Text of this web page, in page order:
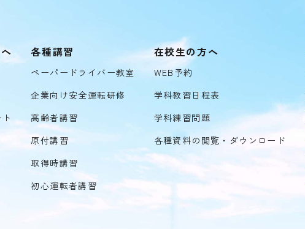
各種講習
ペーパードライバー教室
企業向け安全運転研修
高齢者講習
原付講習
取得時講習
初心運転者講習
在校生の方へ
WEB予約
学科教習日程表
学科練習問題
各種資料の閲覧・ダウンロード